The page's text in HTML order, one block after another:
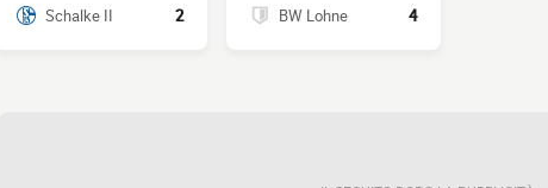
Schalke II
2
BW Lohne
4